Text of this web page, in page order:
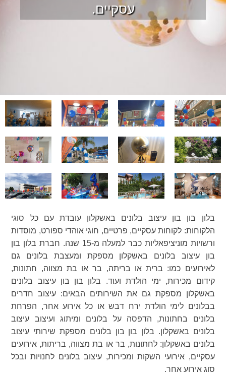
עסקיים.
בלון בון בון עיצוב בלונים באשקלון עובדת עם כל סוגי
הלקוחות: לקוחות עסקיים, פרטיים, חוגי אוהדי ספורט, מוסדות
ורשויות מוניציפאליות כבר למעלה מ-15 שנה. חברת בלון בון
בון עיצוב בלונים באשקלון מספקת ומעצבת בלונים גם
לאירועים כמו: ברית או בריתה, בר או בת מצווה, חתונות,
קידום מכירות, ימי הולדת ועוד. בלון בון בון עיצוב בלונים
באשקלון מספקת גם את השירותים הבאים: עיצוב חדרים
בבלונים לימי הולדת ירח דבש או כל אירוע אחר, הפרחת
בלונים בחתונות, הדפסה על בלונים ומיתוג ועיצוב עיצוב
בלונים באשקלון. בלון בון בון בלונים מספקת שירותי עיצוב
בלונים באשקלון: לחתונות, בר או בת מצווה, בריתות, אירועים
עסקיים, אירועי השקות ומכירות, עיצוב בלונים לחנויות ובכל
סוג אירוע אחר.